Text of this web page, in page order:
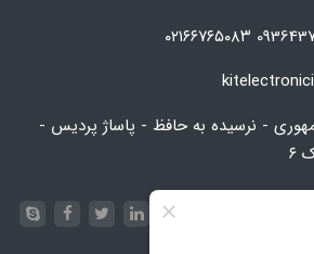
- نرسیده به حافظ - پاساژ پردیس -